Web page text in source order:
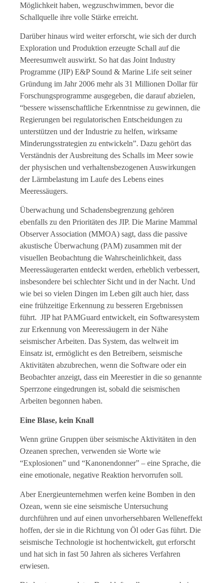
Möglichkeit haben, wegzuschwimmen, bevor die
Schallquelle ihre volle Stärke erreicht.
Darüber hinaus wird weiter erforscht, wie sich der durch
Exploration und Produktion erzeugte Schall auf die
Meeresumwelt auswirkt. So hat das Joint Industry
Programme (JIP) E&P Sound & Marine Life seit seiner
Gründung im Jahr 2006 mehr als 31 Millionen Dollar für
Forschungsprogramme ausgegeben, die darauf abzielen,
“bessere wissenschaftliche Erkenntnisse zu gewinnen, die
Regierungen bei regulatorischen Entscheidungen zu
unterstützen und der Industrie zu helfen, wirksame
Minderungsstrategien zu entwickeln”. Dazu gehört das
Verständnis der Ausbreitung des Schalls im Meer sowie
der physischen und verhaltensbezogenen Auswirkungen
der Lärmbelastung im Laufe des Lebens eines
Meeressäugers.
Überwachung und Schadensbegrenzung gehören
ebenfalls zu den Prioritäten des JIP. Die Marine Mammal
Observer Association (MMOA) sagt, dass die passive
akustische Überwachung (PAM) zusammen mit der
visuellen Beobachtung die Wahrscheinlichkeit, dass
Meeressäugerarten entdeckt werden, erheblich verbessert,
insbesondere bei schlechter Sicht und in der Nacht. Und
wie bei so vielen Dingen im Leben gilt auch hier, dass
eine frühzeitige Erkennung zu besseren Ergebnissen
führt. JIP hat PAMGuard entwickelt, ein Softwaresystem
zur Erkennung von Meeressäugern in der Nähe
seismischer Arbeiten. Das System, das weltweit im
Einsatz ist, ermöglicht es den Betreibern, seismische
Aktivitäten abzubrechen, wenn die Software oder ein
Beobachter anzeigt, dass ein Meerestier in die so genannte
Sperrzone eingedrungen ist, sobald die seismischen
Arbeiten begonnen haben.
Eine Blase, kein Knall
Wenn grüne Gruppen über seismische Aktivitäten in den
Ozeanen sprechen, verwenden sie Worte wie
“Explosionen” und “Kanonendonner” – eine Sprache, die
eine emotionale, negative Reaktion hervorrufen soll.
Aber Energieunternehmen werfen keine Bomben in den
Ozean, wenn sie eine seismische Untersuchung
durchführen und auf einen unvorhersehbaren Welleneffekt
hoffen, der sie in die Richtung von Öl oder Gas führt. Die
seismische Technologie ist hochentwickelt, gut erforscht
und hat sich in fast 50 Jahren als sicheres Verfahren
erwiesen.